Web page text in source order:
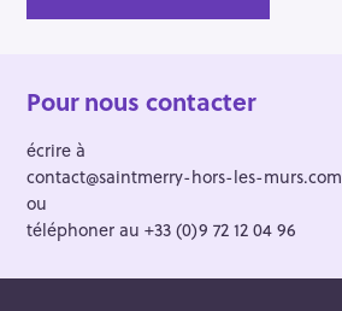
Pour nous contacter
écrire à
contact@saintmerry-hors-les-murs.com
ou
téléphoner au +33 (0)9 72 12 04 96